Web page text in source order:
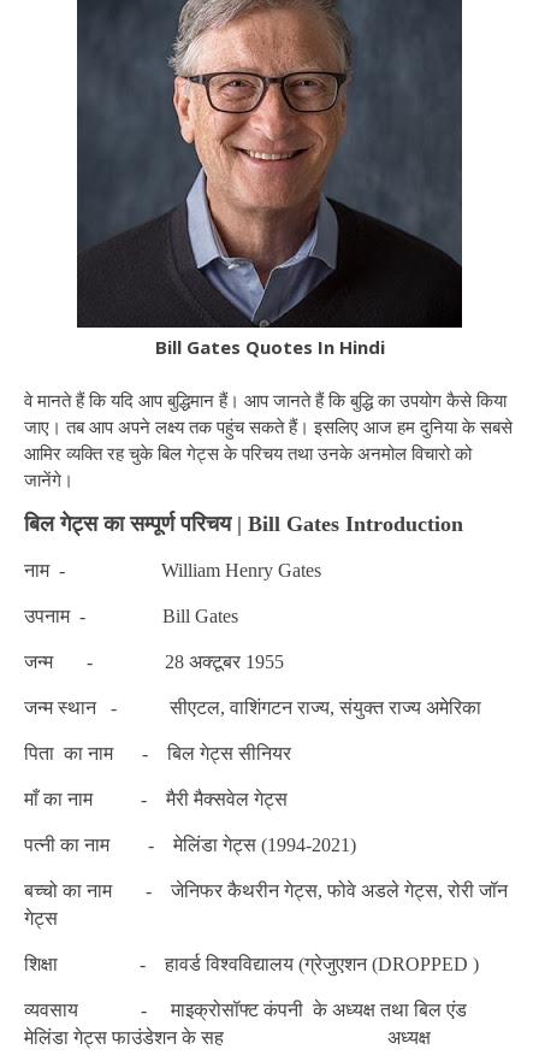
Bill Gates Quotes In Hindi
वे मानते हैं कि यदि आप बुद्धिमान हैं। आप जानते हैं कि बुद्धि का उपयोग कैसे किया
जाए। तब आप अपने लक्ष्य तक पहुंच सकते हैं। इसलिए आज हम दुनिया के सबसे
आमिर व्यक्ति रह चुके बिल गेट्स के परिचय तथा उनके अनमोल विचारो को
जानेंगे।
बिल गेट्स का सम्पूर्ण परिचय | Bill Gates Introduction
नाम - William Henry Gates
उपनाम - Bill Gates
जन्म - 28 अक्टूबर 1955
जन्म स्थान - सीएटल, वाशिंगटन राज्य, संयुक्त राज्य अमेरिका
पिता का नाम - बिल गेट्स सीनियर
माँ का नाम - मैरी मैक्सवेल गेट्स
पत्नी का नाम - मेलिंडा गेट्स (1994-2021)
बच्चो का नाम - जेनिफर कैथरीन गेट्स, फोवे अडले गेट्स, रोरी जॉन
गेट्स
शिक्षा - हावर्ड विश्वविद्यालय (ग्रेजुएशन (DROPPED )
व्यवसाय - माइक्रोसॉफ्ट कंपनी के अध्यक्ष तथा बिल एंड
मेलिंडा गेट्स फाउंडेशन के सह अध्यक्ष